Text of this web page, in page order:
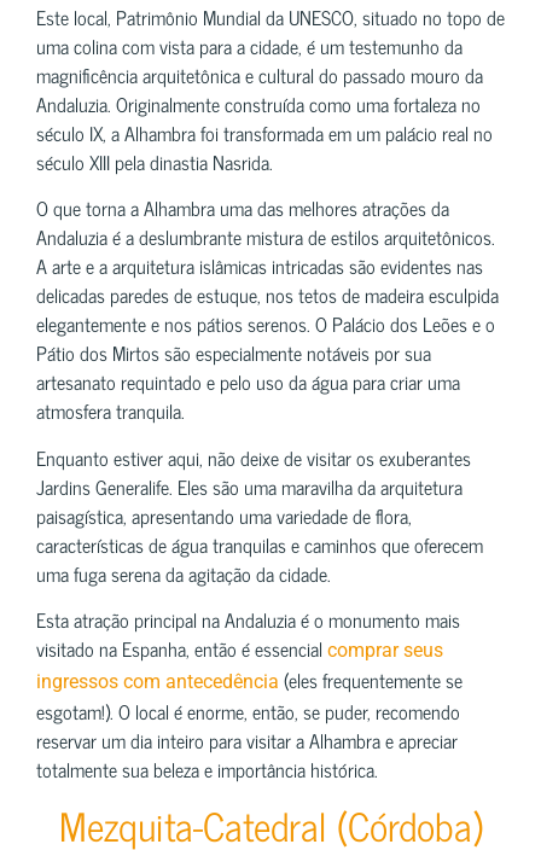
Este local, Patrimônio Mundial da UNESCO, situado no topo de
uma colina com vista para a cidade, é um testemunho da
magnificência arquitetônica e cultural do passado mouro da
Andaluzia. Originalmente construída como uma fortaleza no
século IX, a Alhambra foi transformada em um palácio real no
século XIII pela dinastia Nasrida.
O que torna a Alhambra uma das melhores atrações da
Andaluzia é a deslumbrante mistura de estilos arquitetônicos.
A arte e a arquitetura islâmicas intricadas são evidentes nas
delicadas paredes de estuque, nos tetos de madeira esculpida
elegantemente e nos pátios serenos. O Palácio dos Leões e o
Pátio dos Mirtos são especialmente notáveis por sua
artesanato requintado e pelo uso da água para criar uma
atmosfera tranquila.
Enquanto estiver aqui, não deixe de visitar os exuberantes
Jardins Generalife. Eles são uma maravilha da arquitetura
paisagística, apresentando uma variedade de flora,
características de água tranquilas e caminhos que oferecem
uma fuga serena da agitação da cidade.
Esta atração principal na Andaluzia é o monumento mais
visitado na Espanha, então é essencial comprar seus
ingressos com antecedência (eles frequentemente se
esgotam!). O local é enorme, então, se puder, recomendo
reservar um dia inteiro para visitar a Alhambra e apreciar
totalmente sua beleza e importância histórica.
Mezquita-Catedral (Córdoba)